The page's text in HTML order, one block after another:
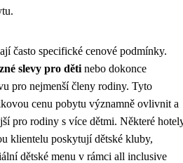
často specifické cenové podmínky.
slevy pro děti nebo dokonce
pro nejmenší členy rodiny. Tyto
cenu pobytu významně ovlivnit a
pro rodiny s více dětmi. Některé
klientelu poskytují dětské kluby,
dětské menu v rámci all inclusive